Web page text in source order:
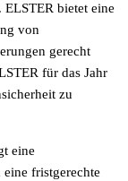
bietet eine
von
gerecht
für das Jahr
zu
eine
fristgerechte